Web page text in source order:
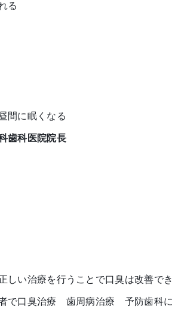
る
間に眠くなる
歯科医院院長
しい治療を行うことで口臭は改善でき
で口臭治療 歯周病治療 予防歯科